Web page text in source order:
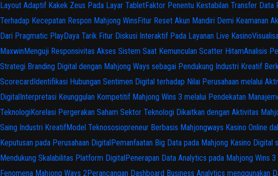
Layout Adaptif Kakek Zeus Pada Layar TabletFaktor Penentu Kestabilan Transfer Data
Terhadap Kecepatan Respon Mahjong WinsFitur Reset Akun Mandiri Demi Keamanan
Dari Pragmatic PlayDaya Tarik Fitur Diskusi Interaktif Pada Layanan Live Kasino
MaxwinMenguji Responsivitas Akses Sistem Saat Kemunculan Scatter HitamAnalisis
Strategi Branding Digital dengan Mahjong Ways sebagai Pendukung Industri Kreatif
ScorecardIdentifikasi Hubungan Sentimen Digital terhadap Nilai Perusahaan melalui
DigitalInterpretasi Keunggulan Kompetitif Mahjong Wins 3 melalui Pendekatan
TeknologiKorelasi Pergerakan Saham Sektor Teknologi Dikaitkan dengan Aktivitas
Saing Industri KreatifModel Teknososiopreneur Berbasis Mahjongways Kasino Online
Keputusan pada Perusahaan DigitalPemanfaatan Big Data pada Mahjong Kasino
Mendukung Skalabilitas Platform DigitalPenerapan Data Analytics pada Mahjong Wins
Fenomena Mahjong Ways 2Perancangan Dashboard Business Analytics menggunakan